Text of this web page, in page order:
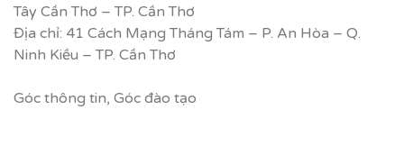
Tây Cần Thơ – TP. Cần Thơ
Địa chỉ: 41 Cách Mạng Tháng Tám – P. An Hòa – Q.
Ninh Kiều – TP. Cần Thơ
Góc thông tin, Góc đào tạo